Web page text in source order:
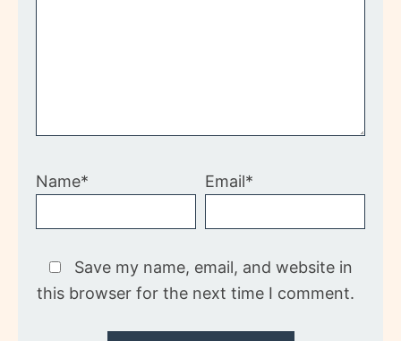
Name* Email*
Save my name, email, and website in
this browser for the next time I comment.